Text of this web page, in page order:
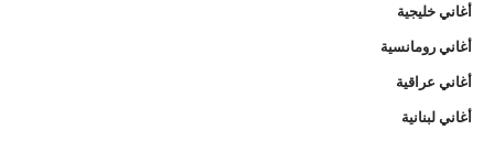
أغاني خليجية
أغاني رومانسية
أغاني عراقية
أغاني لبنانية